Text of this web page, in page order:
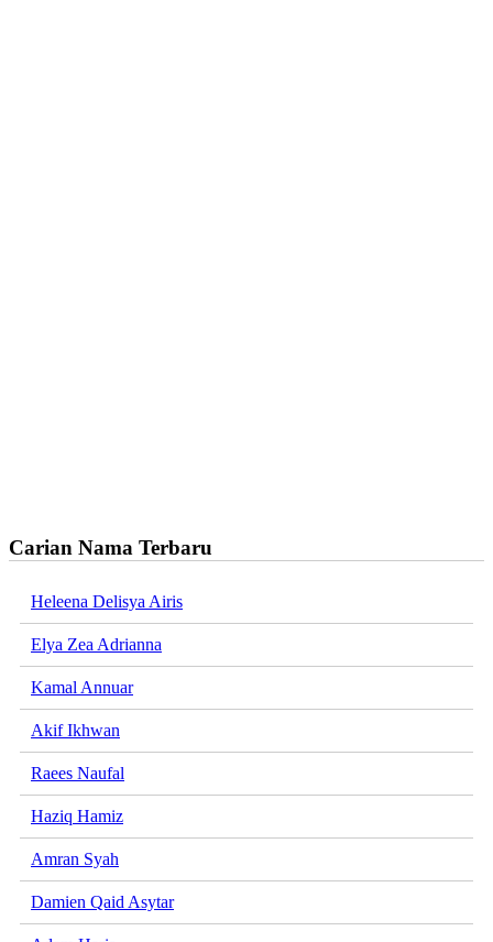
Carian Nama Terbaru
Heleena Delisya Airis
Elya Zea Adrianna
Kamal Annuar
Akif Ikhwan
Raees Naufal
Haziq Hamiz
Amran Syah
Damien Qaid Asytar